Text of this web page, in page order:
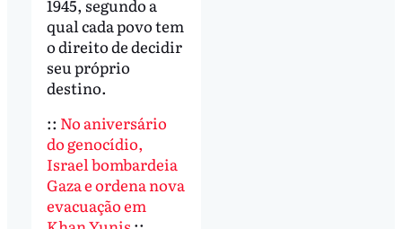
1945, segundo a
qual cada povo tem
o direito de decidir
seu próprio
destino.
:: No aniversário
do genocídio,
Israel bombardeia
Gaza e ordena nova
evacuação em